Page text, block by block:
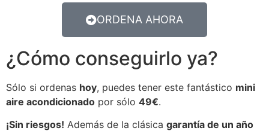
ORDENA AHORA
¿Cómo conseguirlo ya?
Sólo si ordenas hoy, puedes tener este fantástico mini
aire acondicionado por sólo 49€.
¡Sin riesgos! Además de la clásica garantía de un año